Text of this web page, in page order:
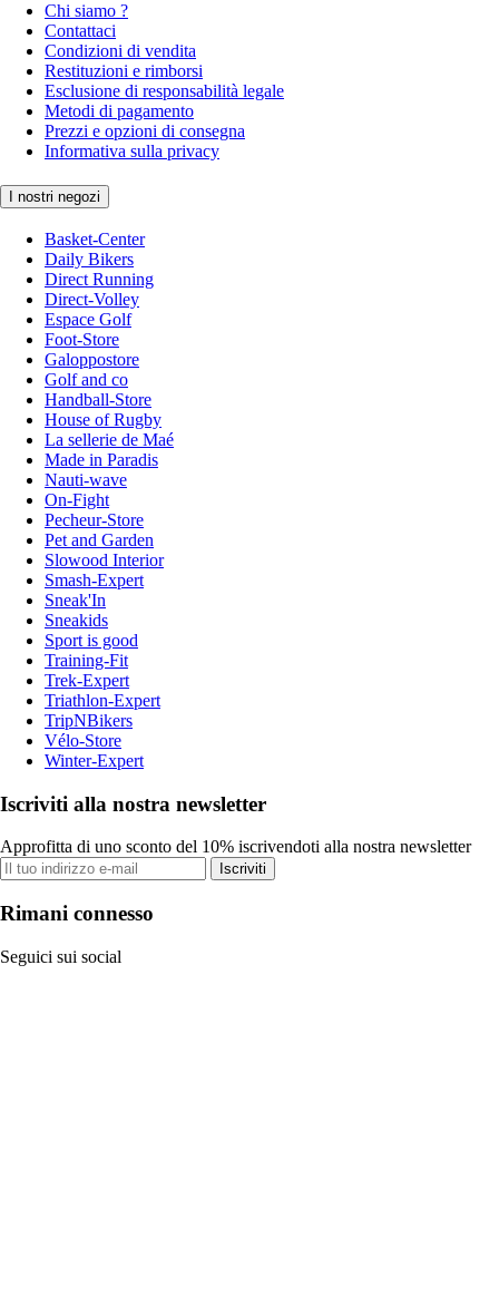
Chi siamo ?
Contattaci
Condizioni di vendita
Restituzioni e rimborsi
Esclusione di responsabilità legale
Metodi di pagamento
Prezzi e opzioni di consegna
Informativa sulla privacy
I nostri negozi
Basket-Center
Daily Bikers
Direct Running
Direct-Volley
Espace Golf
Foot-Store
Galoppostore
Golf and co
Handball-Store
House of Rugby
La sellerie de Maé
Made in Paradis
Nauti-wave
On-Fight
Pecheur-Store
Pet and Garden
Slowood Interior
Smash-Expert
Sneak'In
Sneakids
Sport is good
Training-Fit
Trek-Expert
Triathlon-Expert
TripNBikers
Vélo-Store
Winter-Expert
Iscriviti alla nostra newsletter
Approfitta di uno sconto del 10% iscrivendoti alla nostra newsletter
Iscriviti
Rimani connesso
Seguici sui social